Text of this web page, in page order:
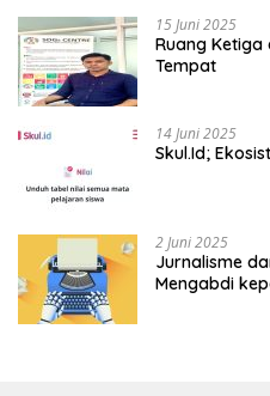
15 Juni 2025
Ruang Ketiga
Tempat
14 Juni 2025
Skul.Id;
2 Juni 2025
Jurnalisme
Mengabdi